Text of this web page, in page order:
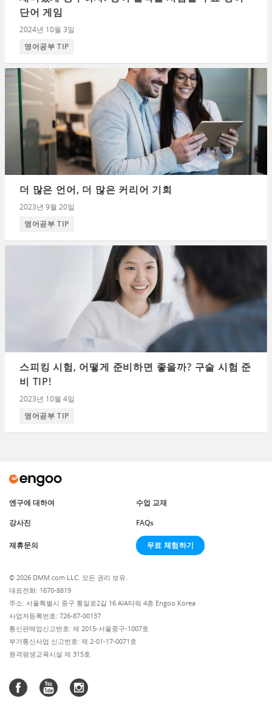
단어 게임
2024년 10월 3일
영어공부 TIP
더 많은 언어, 더 많은 커리어 기회
2023년 9월 20일
영어공부 TIP
스피킹 시험, 어떻게 준비하면 좋을까? 구술 시험 준
비 TIP!
2023년 10월 4일
영어공부 TIP
엔구에 대하여
수업 교재
강사진
FAQs
제휴문의 무료 체험하기
© 2026 DMM.com LLC. 모든 권리 보유.
대표전화: 1670-8819
주소: 서울특별시 중구 통일로2길 16 AIA타워 4층 Engoo Korea
사업자등록번호: 726-87-00137
통신판매업신고번호: 제 2015-서울중구-1007호
부가통신사업 신고번호: 제 2-01-17-0071호
원격평생교육시설 제 315호